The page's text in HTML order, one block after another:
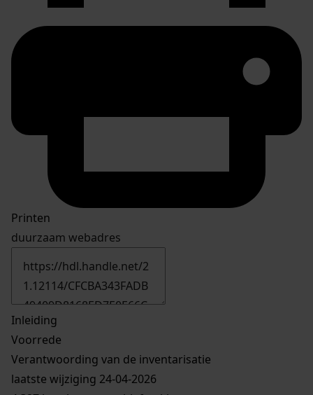
Printen
duurzaam webadres
Inleiding
Voorrede
Verantwoording van de inventarisatie
laatste wijziging 24-04-2026